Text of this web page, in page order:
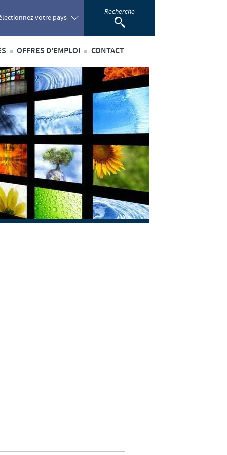
votre pays
Africa
Recherche
internationales
au sein du Benelux
OFFRES D'EMPLOI
Offres d'emploi internationales
Offres d'emploi au sein du Benelux
CONTACT